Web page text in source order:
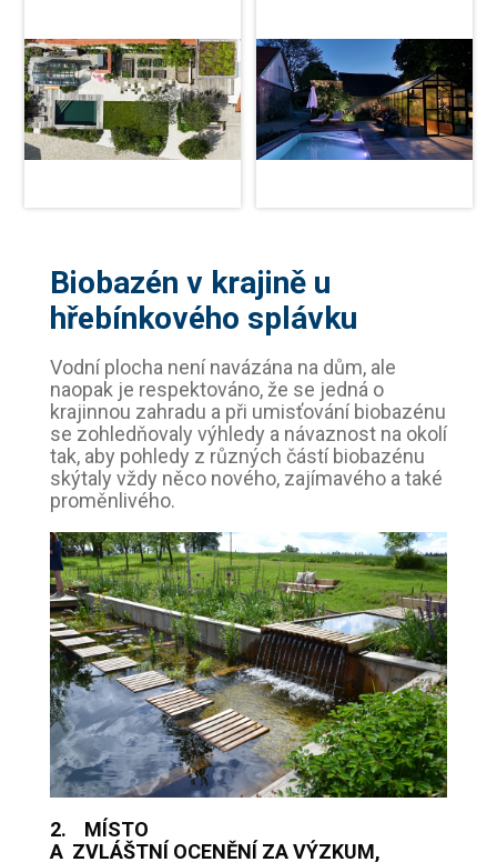
Biobazén v krajině u
hřebínkového splávku
Vodní plocha není navázána na dům, ale
naopak je respektováno, že se jedná o
krajinnou zahradu a při umisťování biobazénu
se zohledňovaly výhledy a návaznost na okolí
tak, aby pohledy z různých částí biobazénu
skýtaly vždy něco nového, zajímavého a také
proměnlivého.
2. MÍSTO
A ZVLÁŠTNÍ OCENĚNÍ ZA VÝZKUM,